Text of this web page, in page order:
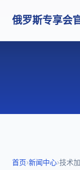
俄罗斯专享会
首页›新闻中心›技术